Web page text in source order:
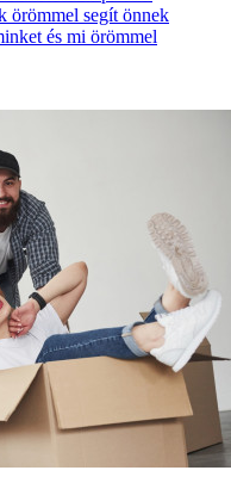
örömmel segít önnek
és mi örömmel